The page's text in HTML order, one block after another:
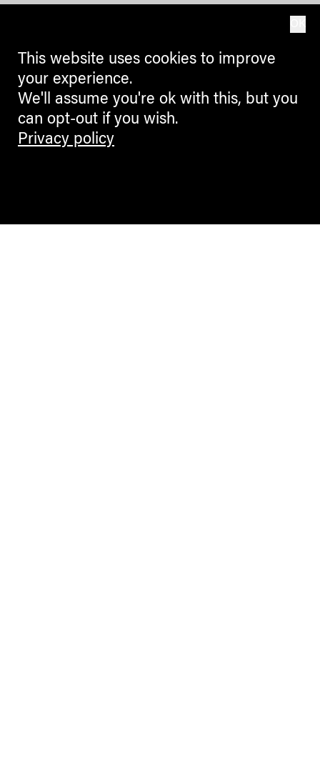
This website uses cookies to improve
your experience.
We'll assume you're ok with this, but you
can opt-out if you wish.
Privacy policy